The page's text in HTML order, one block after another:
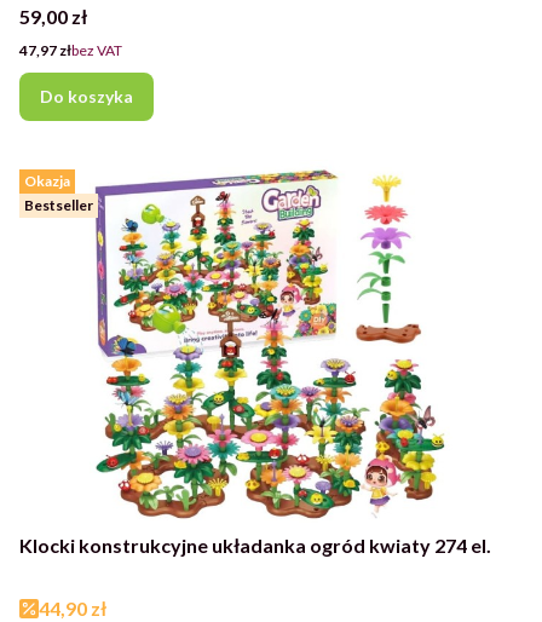
Cena
59,00 zł
Cena
47,97 złbez VAT
Do koszyka
Okazja
Bestseller
Klocki konstrukcyjne układanka ogród kwiaty 274 el.
Cena promocyjna
44,90 zł